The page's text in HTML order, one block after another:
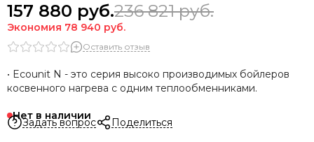
157 880 руб.236 821руб.
Экономия 78 940 руб.
Оставить отзыв
• Ecounit N - это серия высоко производимых бойлеров
косвенного нагрева с одним теплообменниками.
Нет в наличии
Задать вопрос Поделиться